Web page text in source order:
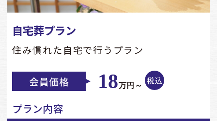
自宅葬プラン
住み慣れた自宅で行うプラン
18万円～
プラン内容